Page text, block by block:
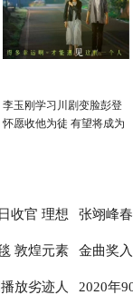
李玉刚学习川剧变脸彭登
怀愿收他为徒 有望将成为
收官 理想 张翊峰
感满满
敦煌元素 金曲奖
台北小
放劣迹人 2020年